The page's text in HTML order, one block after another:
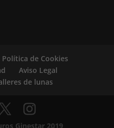
Política de Cookies
Aviso Legal
de lunas
Ginestar 2019